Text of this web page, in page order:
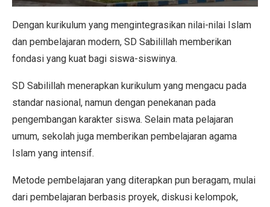
Dengan kurikulum yang mengintegrasikan nilai-nilai Islam
dan pembelajaran modern, SD Sabilillah memberikan
fondasi yang kuat bagi siswa-siswinya.
SD Sabilillah menerapkan kurikulum yang mengacu pada
standar nasional, namun dengan penekanan pada
pengembangan karakter siswa. Selain mata pelajaran
umum, sekolah juga memberikan pembelajaran agama
Islam yang intensif.
Metode pembelajaran yang diterapkan pun beragam, mulai
dari pembelajaran berbasis proyek, diskusi kelompok,